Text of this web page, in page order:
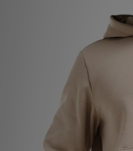
FUTEBOL JD
VER MARCAS
LOCALIZADOR DE